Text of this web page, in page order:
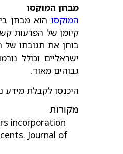
מבחן המוקסו
המוקסו
קיומן של הפרעות
בוחן את תגובתו של
ישראליים וכולל
גבוהים מאוד.
היכנסו לקבלת מידע
מקורות
incorporation
Journal of